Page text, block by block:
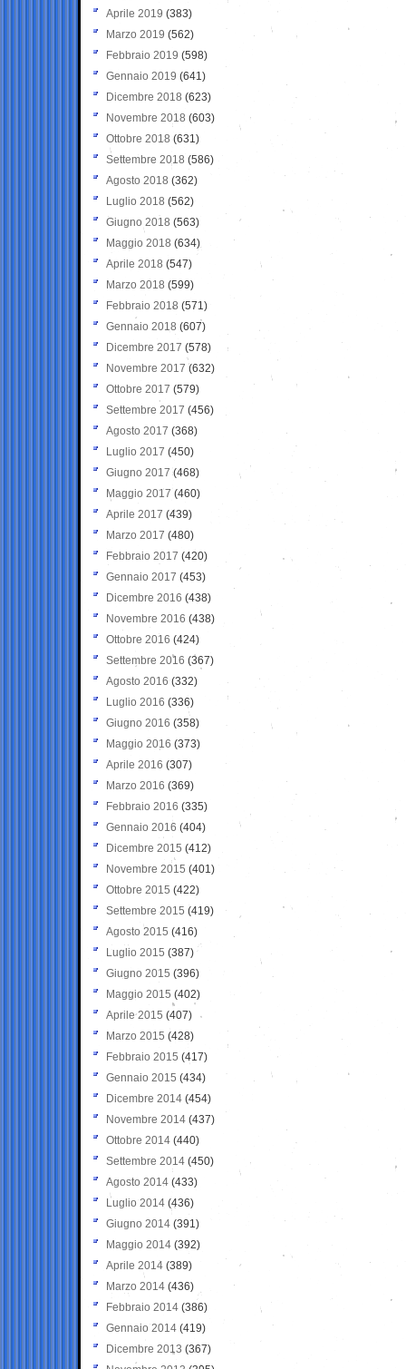
Aprile 2019 (383)
Marzo 2019 (562)
Febbraio 2019 (598)
Gennaio 2019 (641)
Dicembre 2018 (623)
Novembre 2018 (603)
Ottobre 2018 (631)
Settembre 2018 (586)
Agosto 2018 (362)
Luglio 2018 (562)
Giugno 2018 (563)
Maggio 2018 (634)
Aprile 2018 (547)
Marzo 2018 (599)
Febbraio 2018 (571)
Gennaio 2018 (607)
Dicembre 2017 (578)
Novembre 2017 (632)
Ottobre 2017 (579)
Settembre 2017 (456)
Agosto 2017 (368)
Luglio 2017 (450)
Giugno 2017 (468)
Maggio 2017 (460)
Aprile 2017 (439)
Marzo 2017 (480)
Febbraio 2017 (420)
Gennaio 2017 (453)
Dicembre 2016 (438)
Novembre 2016 (438)
Ottobre 2016 (424)
Settembre 2016 (367)
Agosto 2016 (332)
Luglio 2016 (336)
Giugno 2016 (358)
Maggio 2016 (373)
Aprile 2016 (307)
Marzo 2016 (369)
Febbraio 2016 (335)
Gennaio 2016 (404)
Dicembre 2015 (412)
Novembre 2015 (401)
Ottobre 2015 (422)
Settembre 2015 (419)
Agosto 2015 (416)
Luglio 2015 (387)
Giugno 2015 (396)
Maggio 2015 (402)
Aprile 2015 (407)
Marzo 2015 (428)
Febbraio 2015 (417)
Gennaio 2015 (434)
Dicembre 2014 (454)
Novembre 2014 (437)
Ottobre 2014 (440)
Settembre 2014 (450)
Agosto 2014 (433)
Luglio 2014 (436)
Giugno 2014 (391)
Maggio 2014 (392)
Aprile 2014 (389)
Marzo 2014 (436)
Febbraio 2014 (386)
Gennaio 2014 (419)
Dicembre 2013 (367)